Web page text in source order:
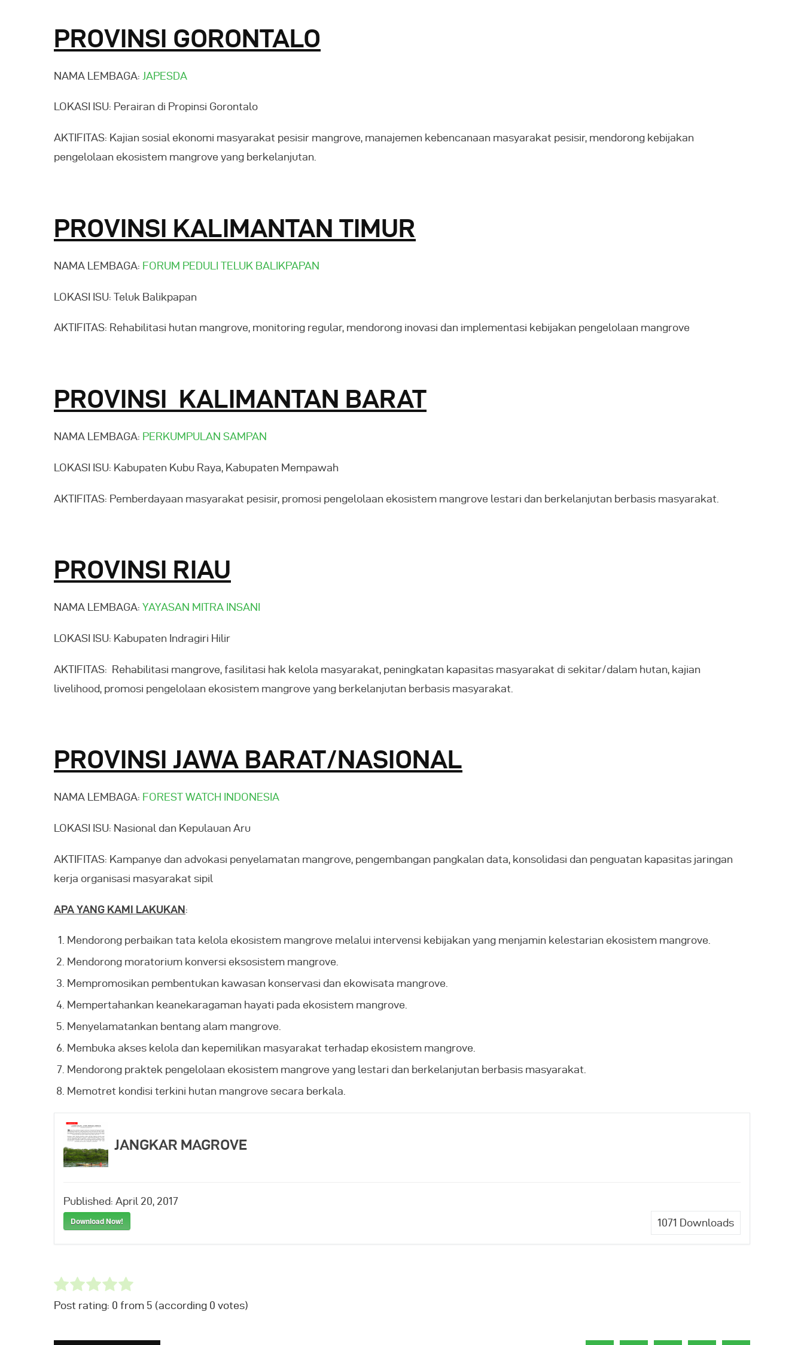
PROVINSI GORONTALO
NAMA LEMBAGA: JAPESDA
LOKASI ISU: Perairan di Propinsi Gorontalo
AKTIFITAS: Kajian sosial ekonomi masyarakat pesisir mangrove, manajemen kebencanaan masyarakat pesisir, mendorong kebijakan
pengelolaan ekosistem mangrove yang berkelanjutan.
PROVINSI KALIMANTAN TIMUR
NAMA LEMBAGA: FORUM PEDULI TELUK BALIKPAPAN
LOKASI ISU: Teluk Balikpapan
AKTIFITAS: Rehabilitasi hutan mangrove, monitoring regular, mendorong inovasi dan implementasi kebijakan pengelolaan mangrove
PROVINSI KALIMANTAN BARAT
NAMA LEMBAGA: PERKUMPULAN SAMPAN
LOKASI ISU: Kabupaten Kubu Raya, Kabupaten Mempawah
AKTIFITAS: Pemberdayaan masyarakat pesisir, promosi pengelolaan ekosistem mangrove lestari dan berkelanjutan berbasis masyarakat.
PROVINSI RIAU
NAMA LEMBAGA: YAYASAN MITRA INSANI
LOKASI ISU: Kabupaten Indragiri Hilir
AKTIFITAS: Rehabilitasi mangrove, fasilitasi hak kelola masyarakat, peningkatan kapasitas masyarakat di sekitar/dalam hutan, kajian
livelihood, promosi pengelolaan ekosistem mangrove yang berkelanjutan berbasis masyarakat.
PROVINSI JAWA BARAT/NASIONAL
NAMA LEMBAGA: FOREST WATCH INDONESIA
LOKASI ISU: Nasional dan Kepulauan Aru
AKTIFITAS: Kampanye dan advokasi penyelamatan mangrove, pengembangan pangkalan data, konsolidasi dan penguatan kapasitas jaringan
kerja organisasi masyarakat sipil
APA YANG KAMI LAKUKAN:
Mendorong perbaikan tata kelola ekosistem mangrove melalui intervensi kebijakan yang menjamin kelestarian ekosistem mangrove.
Mendorong moratorium konversi eksosistem mangrove.
Mempromosikan pembentukan kawasan konservasi dan ekowisata mangrove.
Mempertahankan keanekaragaman hayati pada ekosistem mangrove.
Menyelamatankan bentang alam mangrove.
Membuka akses kelola dan kepemilikan masyarakat terhadap ekosistem mangrove.
Mendorong praktek pengelolaan ekosistem mangrove yang lestari dan berkelanjutan berbasis masyarakat.
Memotret kondisi terkini hutan mangrove secara berkala.
JANGKAR MAGROVE
Published: April 20, 2017
Download Now! 1071 Downloads
Post rating: 0 from 5 (according 0 votes)